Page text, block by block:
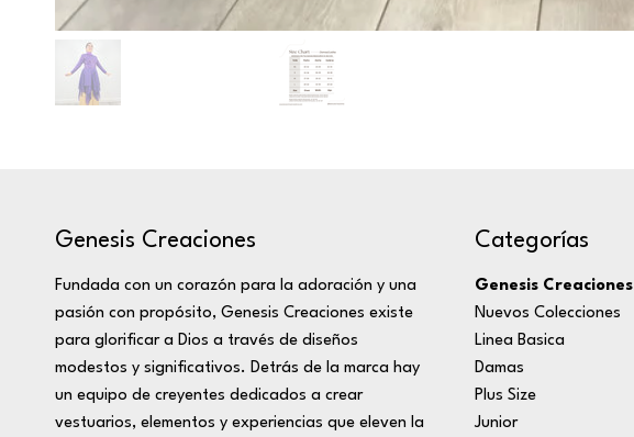
Genesis Creaciones
Fundada con un corazón para la adoración y una
pasión con propósito, Genesis Creaciones existe
para glorificar a Dios a través de diseños
modestos y significativos. Detrás de la marca hay
un equipo de creyentes dedicados a crear
vestuarios, elementos y experiencias que eleven la
Categorías
Genesis Creaciones
Nuevos Colecciones
Linea Basica
Damas
Plus Size
Junior